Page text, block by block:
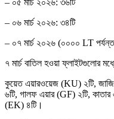
– ০৬ মার্চ ২০২৬: ৩৪টি
– ০৭ মার্চ ২০২৬ (০০০০ LT
৭ মার্চ বাতিল হওয়া ফ্লাইটগুলোর
কুয়েত এয়ারওয়েজ (KU) ২টি,
৬টি, গালফ এয়ার (GF) ২টি,
(EK) ৪টি।